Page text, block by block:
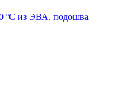
ºС из ЭВА, подошва